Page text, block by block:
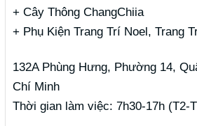
+ Cây Thông ChangChiia
+ Phụ Kiện Trang Trí Noel, Trang
132A Phùng Hưng, Phường 14,
Chí Minh
Thời gian làm việc: 7h30-17h (T2-